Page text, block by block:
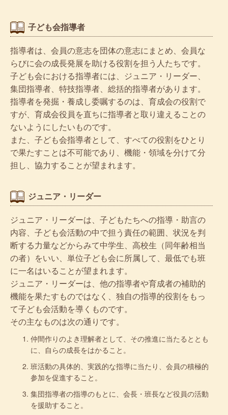
子ども会指導者
指導者は、会員の意志を団体の意志にまとめ、会員な
らびに会の成長発展を助ける役割を担う人たちです。
子ども会における指導者には、ジュニア・リーダー、
集団指導者、特技指導者、総括的指導者があります。
指導者を発掘・養成し委嘱するのは、育成会の役割で
すが、育成会役員を直ちに指導者と取り違えることの
ないようにしたいものです。
また、子ども会指導者として、すべての役割をひとり
で果たすことは不可能であり、機能・領域を分けて分
担し、協力することが望まれます。
ジュニア・リーダー
ジュニア・リーダーは、子どもたちへの指導・助言の
内容、子ども会活動の中で担う責任の範囲、状況を判
断する力量などからみて中学生、高校生（同年齢相当
の者）をいい、単位子ども会に所属して、最低でも班
に一名はいることが望まれます。
ジュニア・リーダーは、他の指導者や育成者の補助的
機能を果たすものではなく、独自の指導的役割をもっ
て子ども会活動を導くものです。
その主なものは次の通りです。
仲間作りのよき理解者として、その推進に当たるととも
に、自らの成長をはかること。
班活動の具体的、実践的な指導に当たり、会員の積極的
参加を促進すること。
集団指導者の指導のもとに、会長・班長など役員の活動
を援助すること。